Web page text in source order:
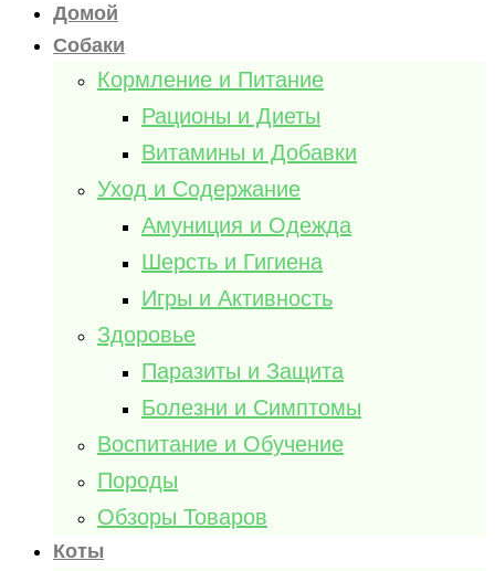
Домой
Собаки
Кормление и Питание
Рационы и Диеты
Витамины и Добавки
Уход и Содержание
Амуниция и Одежда
Шерсть и Гигиена
Игры и Активность
Здоровье
Паразиты и Защита
Болезни и Симптомы
Воспитание и Обучение
Породы
Обзоры Товаров
Коты